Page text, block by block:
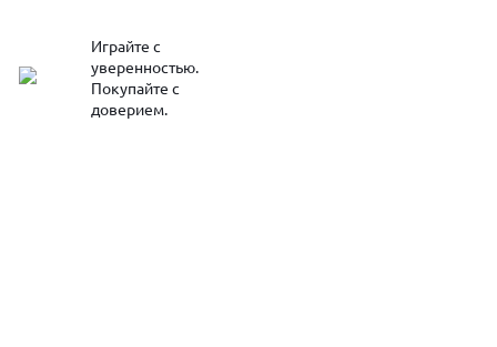
Играйте с
уверенностью.
Покупайте с
доверием.